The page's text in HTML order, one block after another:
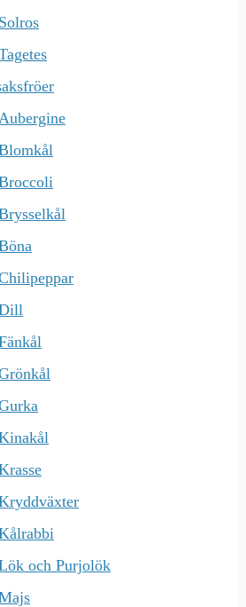
Solros
och Purjolök